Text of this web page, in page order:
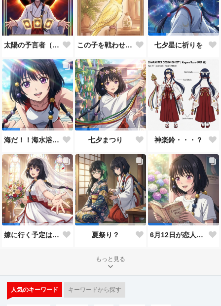
太陽の予言者（プロンプト使い方あってるんだろうか？） この子を戦わせるなんて出来ません！！ 七夕星に祈りを
海だ！！海水浴だ！！ 七夕まつり 神楽鈴・・・？
嫁に行く予定は無いのだけれど！ 夏祭り？ 6月12日が恋人の日と言うので…
もっと見る
人気のキーワード キーワードから探す